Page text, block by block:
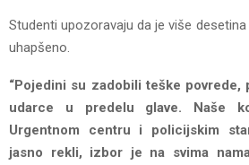
Studenti upozoravaju da je više
uhapšeno.
“Pojedini su zadobili teške povrede,
udarce u predelu glave. Naše
Urgentnom centru i policijskim
jasno rekli, izbor je na svima